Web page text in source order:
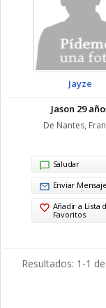
Jayze
Jason 29
De Nantes,
Saludar
Enviar Mensaje
Añadir a Lista
Favoritos
Resultados: 1-1 de